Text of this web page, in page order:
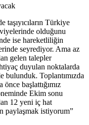
taşıyıcıların Türkiye
olduğunu
ise hareketliliğin
seyrediyor. Ama az
gelen talepler
duyulan noktalarda
bulunduk. Toplantımızda
başlattığımız
Ekim sonu
12 yeni iç hat
paylaşmak istiyorum”